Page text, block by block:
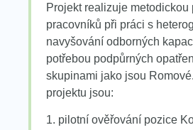
Projekt realizuje
pracovníků při práci s
navyšování odborných
potřebou podpůrných
skupinami jako jsou
projektu jsou:
1. pilotní ověřování pozice